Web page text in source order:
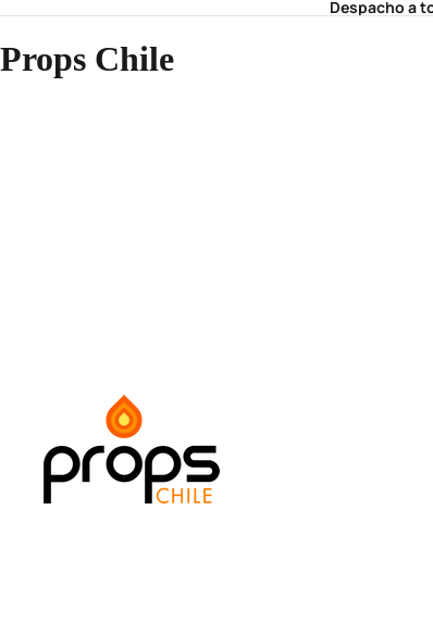
Despacho a
Props Chile